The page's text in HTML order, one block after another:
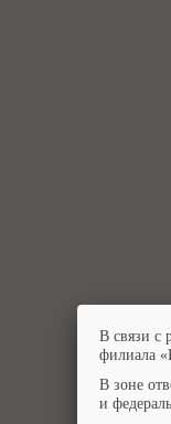
В связи с
филиала
В зоне
и